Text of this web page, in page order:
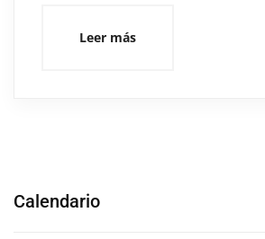
Leer más
Calendario